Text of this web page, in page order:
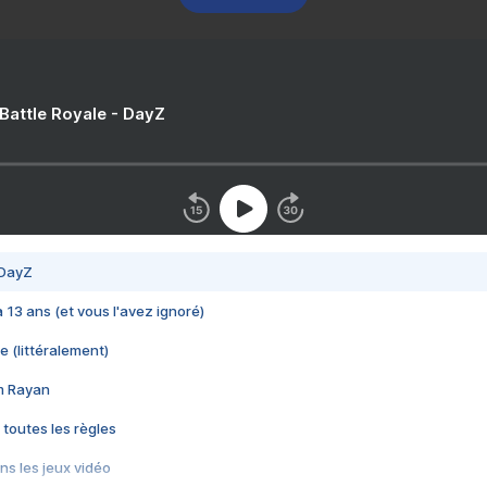
Royale - DayZ
13 ans (et vous l'avez ignoré)
(littéralement)
Rayan
toutes les règles
les jeux vidéo